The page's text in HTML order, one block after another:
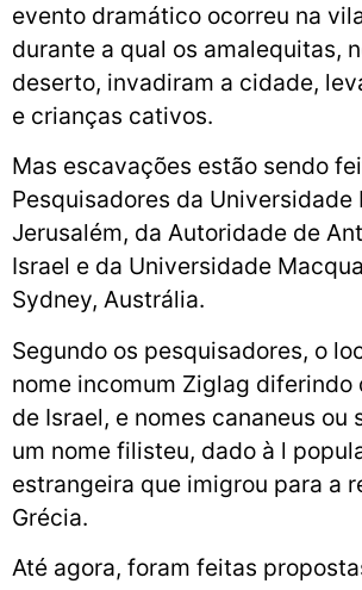
evento dramático ocorreu na
durante a qual os amalequitas,
deserto, invadiram a cidade,
e crianças cativos.
Mas escavações estão sendo
Pesquisadores da Universidade
Jerusalém, da Autoridade de
Israel e da Universidade
Sydney, Austrália.
Segundo os pesquisadores, o
nome incomum Ziglag diferindo
de Israel, e nomes cananeus ou
um nome filisteu, dado à l
estrangeira que imigrou para a
Grécia.
Até agora, foram feitas